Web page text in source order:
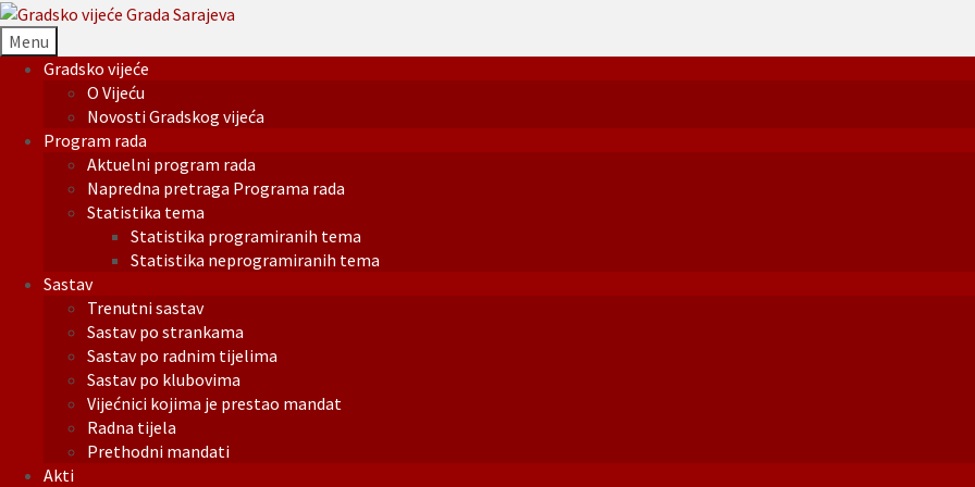
Menu
Gradsko vijeće
O Vijeću
Novosti Gradskog vijeća
Program rada
Aktuelni program rada
Napredna pretraga Programa rada
Statistika tema
Statistika programiranih tema
Statistika neprogramiranih tema
Sastav
Trenutni sastav
Sastav po strankama
Sastav po radnim tijelima
Sastav po klubovima
Vijećnici kojima je prestao mandat
Radna tijela
Prethodni mandati
Akti